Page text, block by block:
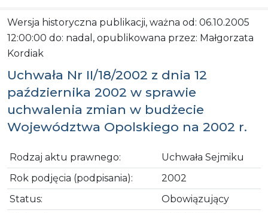
Wersja historyczna publikacji, ważna od: 06.10.2005
12:00:00 do: nadal, opublikowana przez: Małgorzata
Kordiak
Uchwała Nr II/18/2002 z dnia 12
października 2002 w sprawie
uchwalenia zmian w budżecie
Województwa Opolskiego na 2002 r.
Rodzaj aktu prawnego:
Uchwała Sejmiku
Rok podjęcia (podpisania):
2002
Status:
Obowiązujący